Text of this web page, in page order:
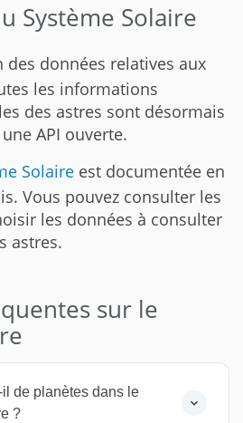
Système Solaire
des données relatives aux
les informations
des astres sont désormais
API ouverte.
Solaire est documentée en
Vous pouvez consulter les
les données à consulter
astres.
sur le
de planètes dans le
?